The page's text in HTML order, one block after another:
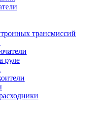
трансмиссий
руле